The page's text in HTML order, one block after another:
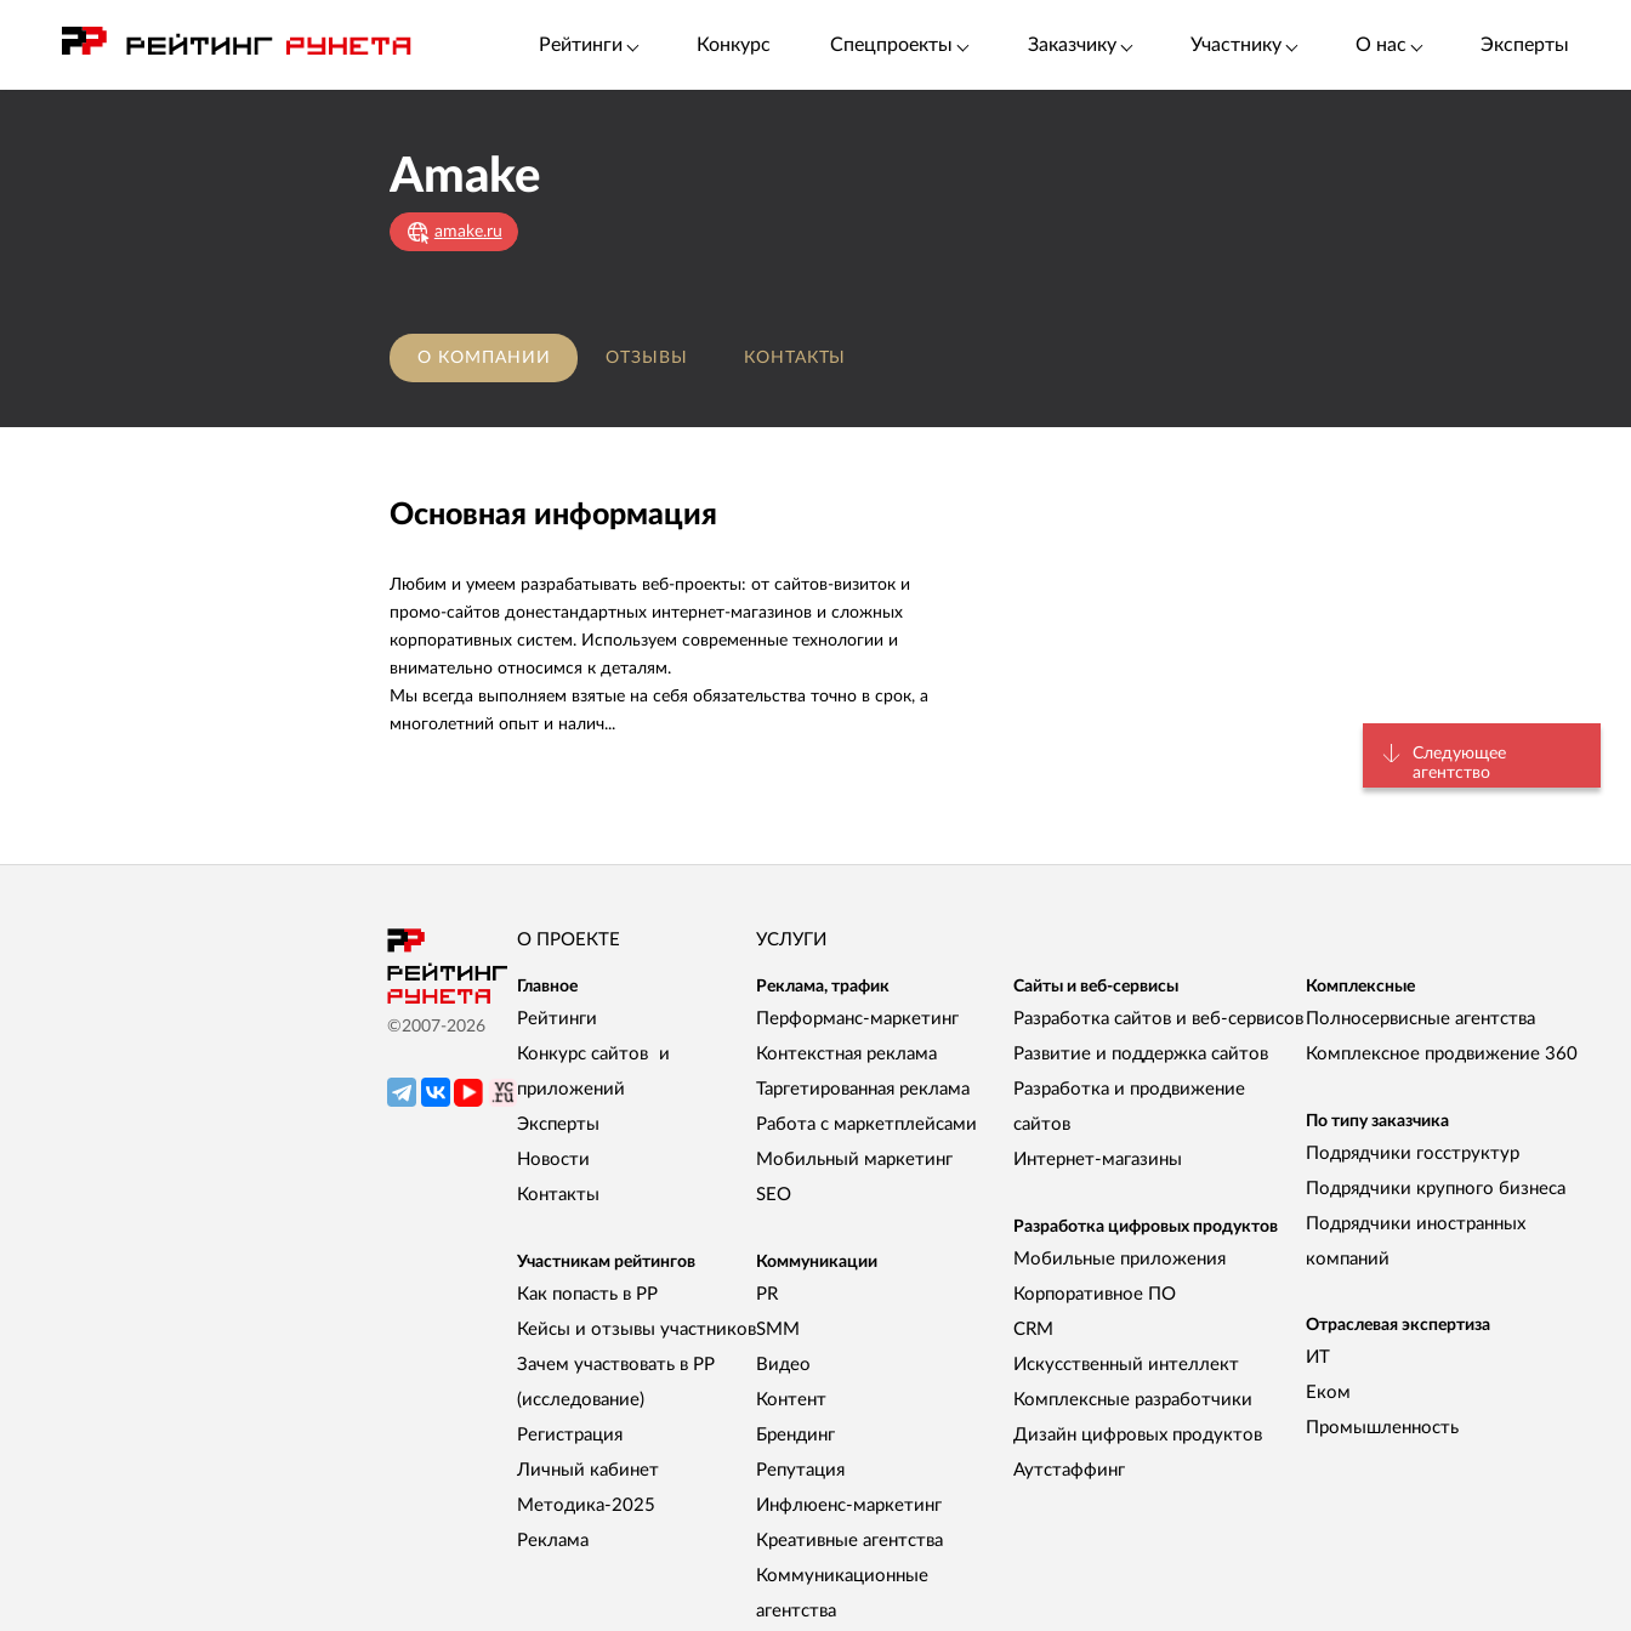
Рейтинги Конкурс Спецпроекты Заказчику Участнику О нас Эксперты
Amake
amake.ru
О КОМПАНИИ ОТЗЫВЫ КОНТАКТЫ
Основная информация
Любим и умеем разрабатывать веб-проекты: от сайтов-визиток и
промо-сайтов донестандартных интернет-магазинов и сложных
корпоративных систем. Используем современные технологии и
внимательно относимся к деталям.
Мы всегда выполняем взятые на себя обязательства точно в срок, а
многолетний опыт и налич...
Следующее
агентство
©2007-2026
О ПРОЕКТЕ
Главное
Рейтинги
Конкурс сайтов и
приложений
Эксперты
Новости
Контакты
Участникам рейтингов
Как попасть в РР
Кейсы и отзывы участников
Зачем участвовать в РР
(исследование)
Регистрация
Личный кабинет
Методика-2025
Реклама
УСЛУГИ
Реклама, трафик
Перформанс-маркетинг
Контекстная реклама
Таргетированная реклама
Работа с маркетплейсами
Мобильный маркетинг
SEO
Коммуникации
PR
SMM
Видео
Контент
Брендинг
Репутация
Инфлюенс-маркетинг
Креативные агентства
Коммуникационные
агентства
Сайты и веб-сервисы
Разработка сайтов и веб-сервисов
Развитие и поддержка сайтов
Разработка и продвижение
сайтов
Интернет-магазины
Разработка цифровых продуктов
Мобильные приложения
Корпоративное ПО
CRM
Искусственный интеллект
Комплексные разработчики
Дизайн цифровых продуктов
Аутстаффинг
Комплексные
Полносервисные агентства
Комплексное продвижение 360
По типу заказчика
Подрядчики госструктур
Подрядчики крупного бизнеса
Подрядчики иностранных
компаний
Отраслевая экспертиза
ИТ
Еком
Промышленность